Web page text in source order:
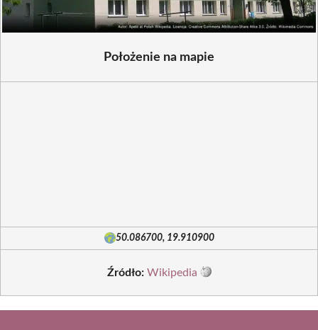
Położenie na mapie
50.086700, 19.910900
Źródło: Wikipedia